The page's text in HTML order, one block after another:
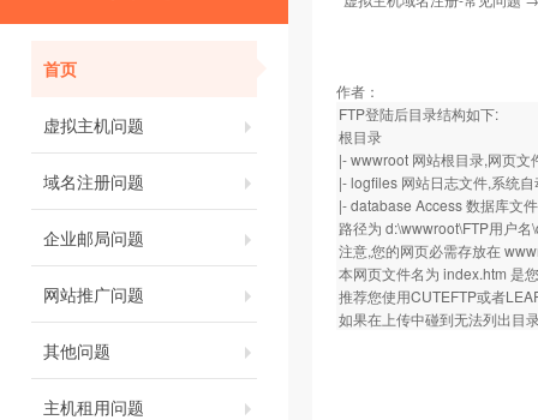
首页
虚拟主机问题
域名注册问题
企业邮局问题
网站推广问题
其他问题
主机租用问题
作者：
FTP登陆后目录结构如下:
根目录
|- wwwroot 网站根目录,网页文
|- logfiles 网站日志文件,系统
|- database Access 数据库文
路径为 d:\wwwroot\FTP用户名
注意,您的网页必需存放在
本网页文件名为 index.htm 是
推荐您使用CUTEFTP或者
如果在上传中碰到无法列出目